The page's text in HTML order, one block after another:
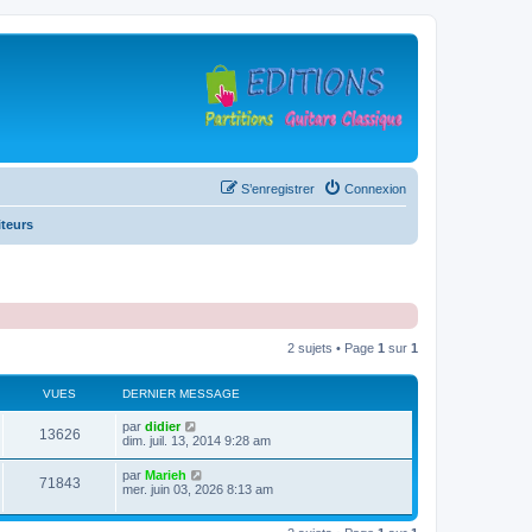
Connexion
S’enregistrer
2 sujets • Page 1 sur 1
VUES DERNIER MESSAGE
13626V
u
s
D
e
i
e
m
par didier
dim. juil. 13, 2014 9:28 am
71843V
u
D
e
n
par Marieh
mer. juin 03, 2026 8:13 am